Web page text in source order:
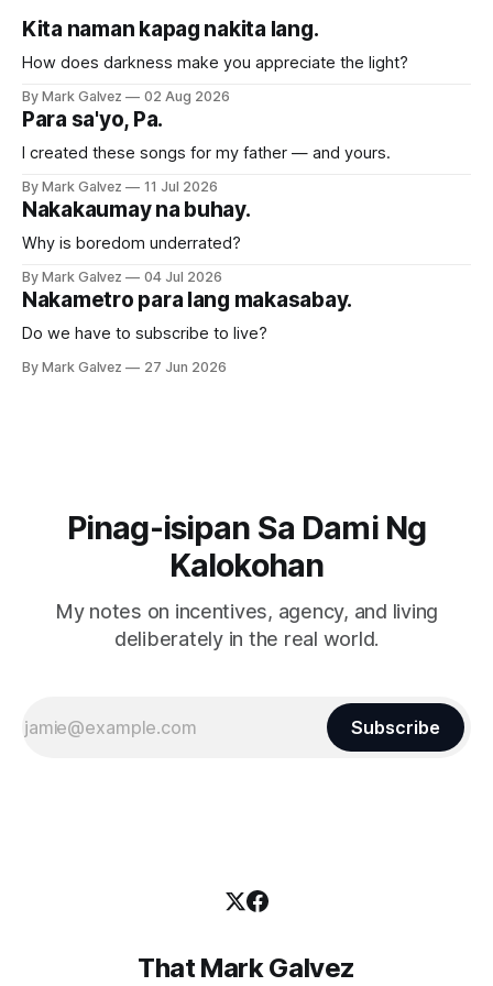
Kita naman kapag nakita lang.
How does darkness make you appreciate the light?
By Mark Galvez 02 Aug 2026
Para sa'yo, Pa.
I created these songs for my father — and yours.
By Mark Galvez 11 Jul 2026
Nakakaumay na buhay.
Why is boredom underrated?
By Mark Galvez 04 Jul 2026
Nakametro para lang makasabay.
Do we have to subscribe to live?
By Mark Galvez 27 Jun 2026
Pinag-isipan Sa Dami Ng
Kalokohan
My notes on incentives, agency, and living
deliberately in the real world.
Subscribe
That Mark Galvez